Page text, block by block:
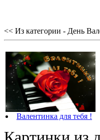
<< Из категории - День
Валентинка для тебя !